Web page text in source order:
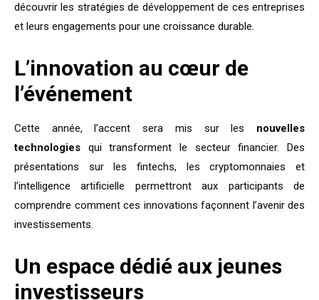
découvrir les stratégies de développement de ces entreprises
et leurs engagements pour une croissance durable.
L’innovation au cœur de
l’événement
Cette année, l’accent sera mis sur les nouvelles
technologies qui transforment le secteur financier. Des
présentations sur les fintechs, les cryptomonnaies et
l’intelligence artificielle permettront aux participants de
comprendre comment ces innovations façonnent l’avenir des
investissements.
Un espace dédié aux jeunes
investisseurs